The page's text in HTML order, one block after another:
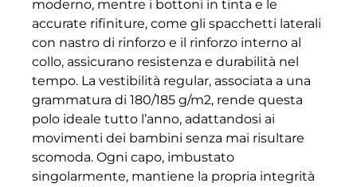
moderno, mentre i bottoni in tinta e le
accurate rifiniture, come gli spacchetti laterali
con nastro di rinforzo e il rinforzo interno al
collo, assicurano resistenza e durabilità nel
tempo. La vestibilità regular, associata a una
grammatura di 180/185 g/m2, rende questa
polo ideale tutto l’anno, adattandosi ai
movimenti dei bambini senza mai risultare
scomoda. Ogni capo, imbustato
singolarmente, mantiene la propria integrità